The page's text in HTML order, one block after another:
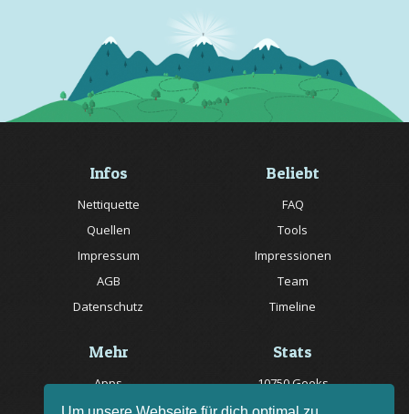
Infos
Nettiquette
Quellen
Impressum
AGB
Datenschutz
Beliebt
FAQ
Tools
Impressionen
Team
Timeline
Mehr
Apps
Jobs
Stats
10750 Geeks
20057 Rätsel online